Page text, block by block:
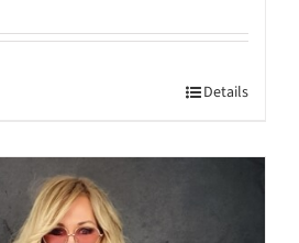
Details